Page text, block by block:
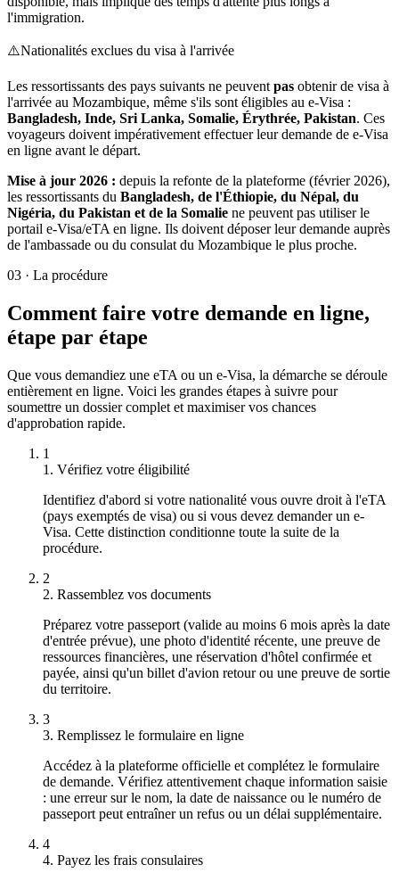
l'immigration.
⚠️Nationalités exclues du visa à l'arrivée
Les ressortissants des pays suivants ne peuvent pas obtenir de visa à
l'arrivée au Mozambique, même s'ils sont éligibles au e-Visa :
Bangladesh, Inde, Sri Lanka, Somalie, Érythrée, Pakistan. Ces
voyageurs doivent impérativement effectuer leur demande de e-Visa
en ligne avant le départ.
Mise à jour 2026 : depuis la refonte de la plateforme (février 2026),
les ressortissants du Bangladesh, de l'Éthiopie, du Népal, du
Nigéria, du Pakistan et de la Somalie ne peuvent pas utiliser le
portail e-Visa/eTA en ligne. Ils doivent déposer leur demande auprès
de l'ambassade ou du consulat du Mozambique le plus proche.
03 · La procédure
Comment faire votre demande en ligne,
étape par étape
Que vous demandiez une eTA ou un e-Visa, la démarche se déroule
entièrement en ligne. Voici les grandes étapes à suivre pour
soumettre un dossier complet et maximiser vos chances
d'approbation rapide.
1
1. Vérifiez votre éligibilité
Identifiez d'abord si votre nationalité vous ouvre droit à l'eTA
(pays exemptés de visa) ou si vous devez demander un e-
Visa. Cette distinction conditionne toute la suite de la
procédure.
2
2. Rassemblez vos documents
Préparez votre passeport (valide au moins 6 mois après la date
d'entrée prévue), une photo d'identité récente, une preuve de
ressources financières, une réservation d'hôtel confirmée et
payée, ainsi qu'un billet d'avion retour ou une preuve de sortie
du territoire.
3
3. Remplissez le formulaire en ligne
Accédez à la plateforme officielle et complétez le formulaire
de demande. Vérifiez attentivement chaque information saisie
: une erreur sur le nom, la date de naissance ou le numéro de
passeport peut entraîner un refus ou un délai supplémentaire.
4
4. Payez les frais consulaires